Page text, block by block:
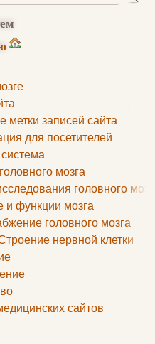
метки записей сайта
для посетителей
мозга
головного мозга
и функции мозга
головного мозга
нервной клетки
сайтов